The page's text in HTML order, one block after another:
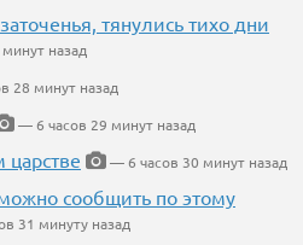
тянулись тихо дни
назад
28 минут назад
— 6 часов 29 минут назад
царстве
— 6 часов 30 минут назад
сообщить по этому
31 минуту назад